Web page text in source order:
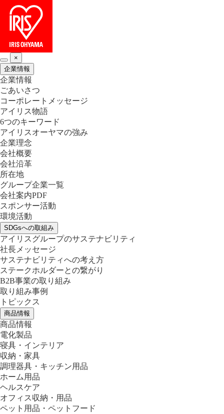
×
企業情報
企業情報
ごあいさつ
コーポレートメッセージ
アイリス物語
6つのキーワード
アイリスオーヤマの強み
企業理念
会社概要
会社沿革
所在地
グループ企業一覧
会社案内PDF
スポンサー活動
環境活動
SDGsへの取組み
アイリスグループのサステナビリティ
社長メッセージ
サステナビリティへの考え方
ステークホルダーとの繋がり
B2B事業の取り組み
取り組み事例
トピックス
商品情報
商品情報
電化製品
寝具・インテリア
収納・家具
調理器具・キッチン用品
ホーム用品
ヘルスケア
オフィス収納・用品
ペット用品・ペットフード